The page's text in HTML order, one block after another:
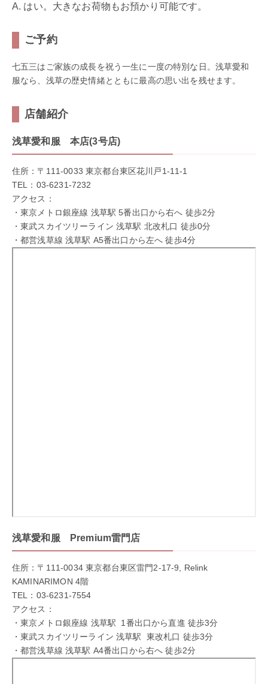
A. はい。大きなお荷物もお預かり可能です。
ご予約
七五三はご家族の成長を祝う一生に一度の特別な日。浅草愛和
服なら、浅草の歴史情緒とともに最高の思い出を残せます。
店舗紹介
浅草愛和服 本店(3号店)
住所：〒111-0033 東京都台東区花川戸1-11-1
TEL：03-6231-7232
アクセス：
・東京メトロ銀座線 浅草駅 5番出口から右へ 徒歩2分
・東武スカイツリーライン 浅草駅 北改札口 徒歩0分
・都営浅草線 浅草駅 A5番出口から左へ 徒歩4分
浅草愛和服 Premium雷門店
住所：〒111-0034 東京都台東区雷門2-17-9, Relink
KAMINARIMON 4階
TEL：03-6231-7554
アクセス：
・東京メトロ銀座線 浅草駅 1番出口から直進 徒歩3分
・東武スカイツリーライン 浅草駅 東改札口 徒歩3分
・都営浅草線 浅草駅 A4番出口から右へ 徒歩2分